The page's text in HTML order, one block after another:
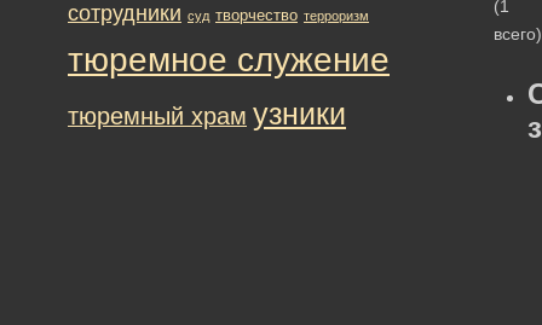
(1
всего)
сотрудники суд творчество терроризм
тюремное служение
тюремный храм узники